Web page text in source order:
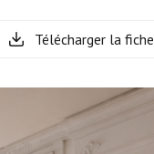
Télécharger la fiche